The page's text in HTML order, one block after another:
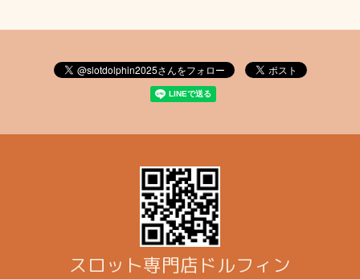
スロット専門店ドルフィン